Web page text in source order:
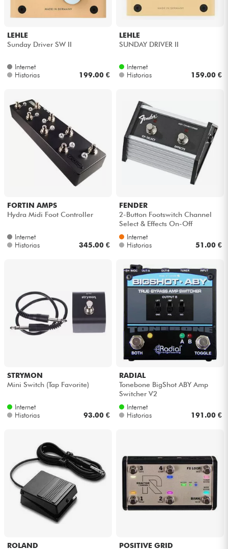
LEHLE
Sunday Driver SW II
Internet
Historias
199.00 €
LEHLE
SUNDAY DRIVER II
Internet
Historias
159.00 €
FORTIN AMPS
Hydra Midi Foot Controller
Internet
Historias
345.00 €
FENDER
2-Button Footswitch Channel
Select & Effects On-Off
Internet
Historias
51.00 €
STRYMON
Mini Switch (Tap Favorite)
Internet
Historias
93.00 €
RADIAL
Tonebone BigShot ABY Amp
Switcher V2
Internet
Historias
191.00 €
ROLAND
POSITIVE GRID